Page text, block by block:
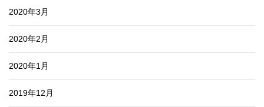
2020年3月
2020年2月
2020年1月
2019年12月